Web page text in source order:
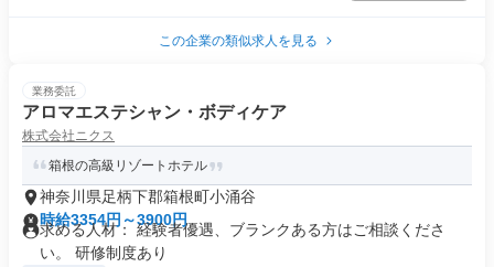
この企業の類似求人を見る
業務委託
アロマエステシャン・ボディケア
株式会社ニクス
箱根の高級リゾートホテル
神奈川県足柄下郡箱根町小涌谷
時給3354円～3900円
求める人材： 経験者優遇、ブランクある方はご相談くださ
い。 研修制度あり